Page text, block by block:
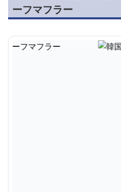
ーフマフラー